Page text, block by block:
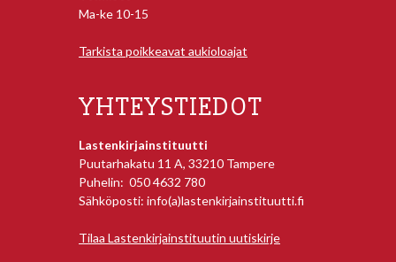
Ma-ke 10-15
Tarkista poikkeavat aukioloajat
YHTEYSTIEDOT
Lastenkirjainstituutti
Puutarhakatu 11 A, 33210 Tampere
Puhelin: 050 4632 780
Sähköposti: info(a)lastenkirjainstituutti.fi
Tilaa Lastenkirjainstituutin uutiskirje